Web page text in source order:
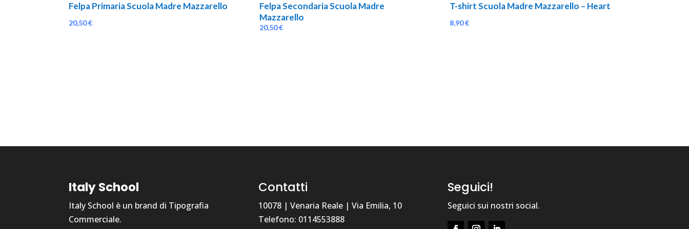
Felpa Primaria Scuola Madre Mazzarello
20,50€
Felpa Secondaria Scuola Madre
Mazzarello
20,50€
T-shirt Scuola Madre Mazzarello – Heart
8,90€
Italy School
Italy School è un brand di Tipografia
Commerciale.
Contatti
10078 | Venaria Reale | Via Emilia, 10
Telefono: 0114553888
Seguici!
Seguici sui nostri social.